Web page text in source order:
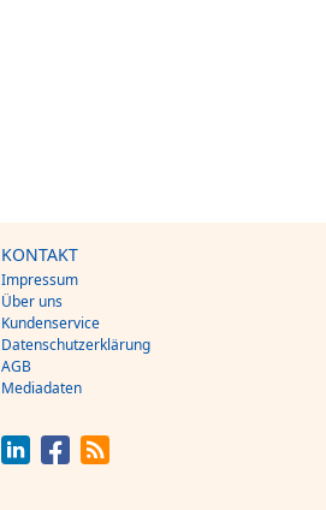
KONTAKT
Impressum
Über uns
Kundenservice
Datenschutzerklärung
AGB
Mediadaten